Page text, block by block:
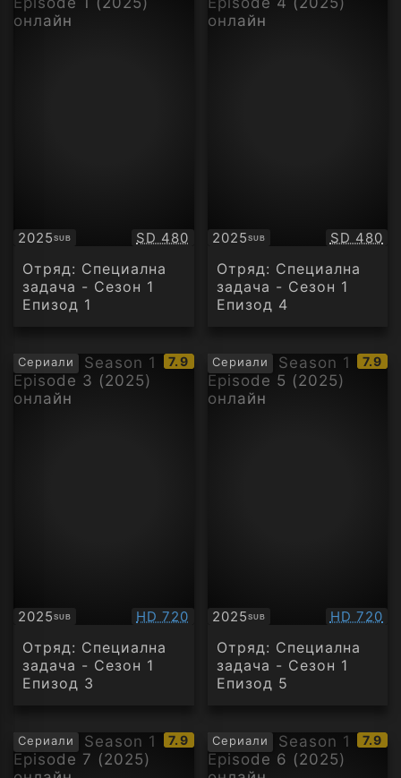
2025SUB
Субтитри Качество:
SD 480
Отряд: Специална
задача - Сезон 1
Епизод 1
2025SUB
Субтитри SD 480
Отряд: Специална
задача - Сезон 1
Епизод 4
Сериали
IMDb
рейтинг:
7.9
2025SUB
Субтитри Качество:
HD 720
Отряд: Специална
задача - Сезон 1
Епизод 3
Сериали
IMDb
7.9
2025SUB
Субтитри HD 720
Отряд: Специална
задача - Сезон 1
Епизод 5
Сериали
IMDb
рейтинг:
7.9 Сериали
IMDb
7.9